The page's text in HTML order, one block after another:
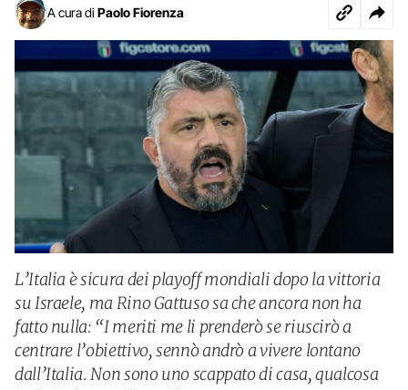
A cura di Paolo Fiorenza
L’Italia è sicura dei playoff mondiali dopo la vittoria
su Israele, ma Rino Gattuso sa che ancora non ha
fatto nulla: “I meriti me li prenderò se riuscirò a
centrare l’obiettivo, sennò andrò a vivere lontano
dall’Italia. Non sono uno scappato di casa, qualcosa